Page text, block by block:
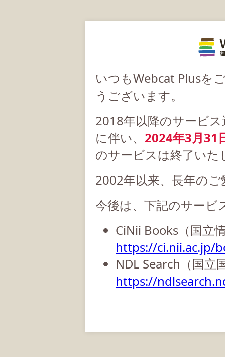
いつもWebcat Plusを
うございます。
2018年以降のサービ
に伴い、 2024年3月31
のサービスは終了いた
2002年以来、長年の
今後は、下記のサービ
CiNii Books（国立
https://ci.nii.ac.jp/
NDL Search（国立
https://